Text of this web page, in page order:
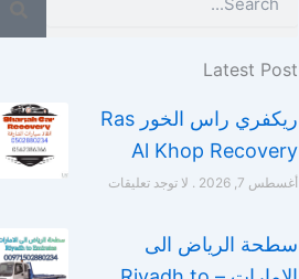
Latest Post
ريكفري راس الخور Ras
Al Khop Recovery
أغسطس 7, 2026 لا توجد تعليقات
سطحة الرياض الى